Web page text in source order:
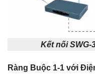
Kết nối SWG-
Ràng Buộc 1-1 với